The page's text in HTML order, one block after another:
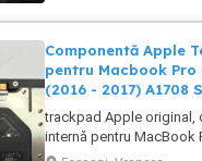
Technology RAM
DDR3 665MHz Placa de
Packard 1631 Grafica
Monitor 15"6 (1920x1080
NVIDIA Quadro 1000M
465GB Hitachi HGST
HTS725050A7E630
Componentă Apple
pentru Macbook Pro
(2016 - 2017) A1708
trackpad Apple original,
internă pentru MacBook
culoare Silver. Piesă